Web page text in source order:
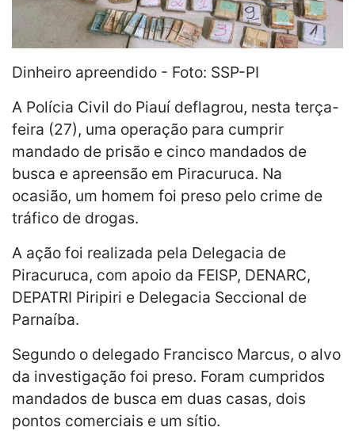
Dinheiro apreendido - Foto: SSP-PI
A Polícia Civil do Piauí deflagrou, nesta terça-
feira (27), uma operação para cumprir
mandado de prisão e cinco mandados de
busca e apreensão em Piracuruca. Na
ocasião, um homem foi preso pelo crime de
tráfico de drogas.
A ação foi realizada pela Delegacia de
Piracuruca, com apoio da FEISP, DENARC,
DEPATRI Piripiri e Delegacia Seccional de
Parnaíba.
Segundo o delegado Francisco Marcus, o alvo
da investigação foi preso. Foram cumpridos
mandados de busca em duas casas, dois
pontos comerciais e um sítio.